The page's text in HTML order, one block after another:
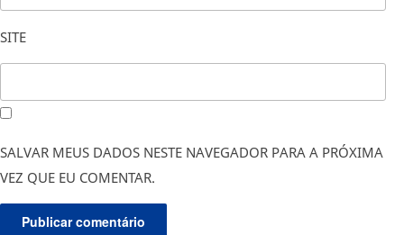
SITE
SALVAR MEUS DADOS NESTE NAVEGADOR PARA A PRÓXIMA
VEZ QUE EU COMENTAR.